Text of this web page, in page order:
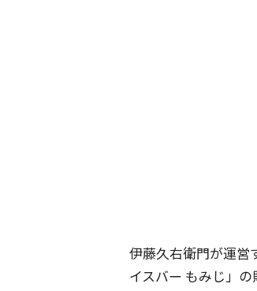
伊藤久右衛門が運営
イスバー もみじ」の